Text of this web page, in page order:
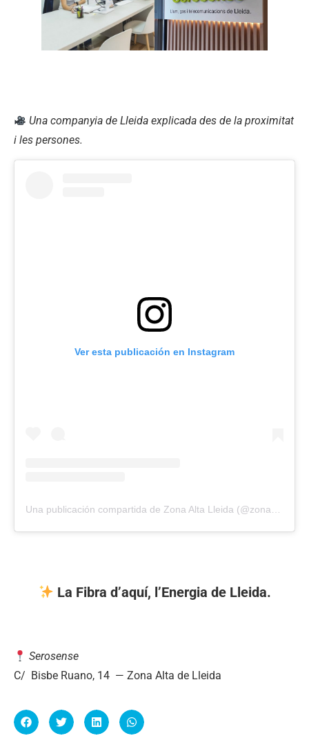
Una companyia de Lleida explicada des de la proximitat
i les persones.
Ver esta publicación en Instagram
La Fibra d’aquí, l’Energia de Lleida.
Serosense
C/ Bisbe Ruano, 14 — Zona Alta de Lleida